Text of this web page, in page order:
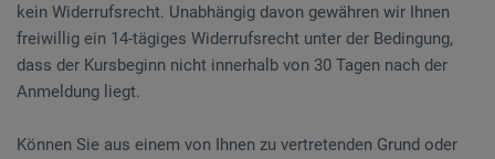
kein Widerrufsrecht. Unabhängig davon gewähren wir Ihnen
freiwillig ein 14-tägiges Widerrufsrecht unter der Bedingung,
dass der Kursbeginn nicht innerhalb von 30 Tagen nach der
Anmeldung liegt.
Können Sie aus einem von Ihnen zu vertretenden Grund oder